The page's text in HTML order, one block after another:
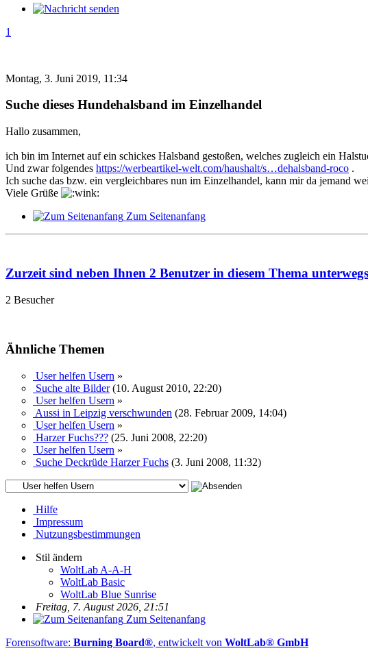
1
Montag, 3. Juni 2019, 11:34
Suche dieses Hundehalsband im Einzelhandel
Hallo zusammen,
ich bin im Internet auf ein schickes Halsband gestoßen, welches zugleich ein
Und zwar folgendes https://werbeartikel-welt.com/haushalt/s…dehalsband-roco .
Ich suche das bzw. ein vergleichbares nun im Einzelhandel, kann mir da jemand
Viele Grüße
Zum Seitenanfang
Zurzeit sind neben Ihnen 2 Benutzer in diesem Thema
2 Besucher
Ähnliche Themen
User helfen Usern »
Suche alte Bilder (10. August 2010, 22:20)
User helfen Usern »
Aussi in Leipzig verschwunden (28. Februar 2009, 14:04)
User helfen Usern »
Harzer Fuchs??? (25. Juni 2008, 22:20)
User helfen Usern »
Suche Deckrüde Harzer Fuchs (3. Juni 2008, 11:32)
Hilfe
Impressum
Nutzungsbestimmungen
Stil ändern
WoltLab A-A-H
WoltLab Basic
WoltLab Blue Sunrise
Freitag, 7. August 2026, 21:51
Zum Seitenanfang
Forensoftware: Burning Board®, entwickelt von WoltLab® GmbH